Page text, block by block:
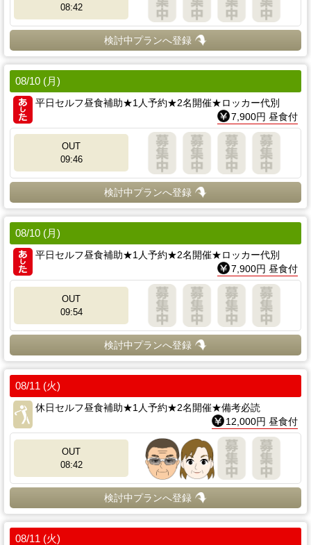
08:42
検討中プランへ登録
08/10 (月)
平日セルフ昼食補助★1人予約★2名開催★ロッカー代別
7,900円 昼食付
OUT
09:46
検討中プランへ登録
08/10 (月)
平日セルフ昼食補助★1人予約★2名開催★ロッカー代別
7,900円 昼食付
OUT
09:54
検討中プランへ登録
08/11 (火)
休日セルフ昼食補助★1人予約★2名開催★備考必読
12,000円 昼食付
OUT
08:42
検討中プランへ登録
08/11 (火)